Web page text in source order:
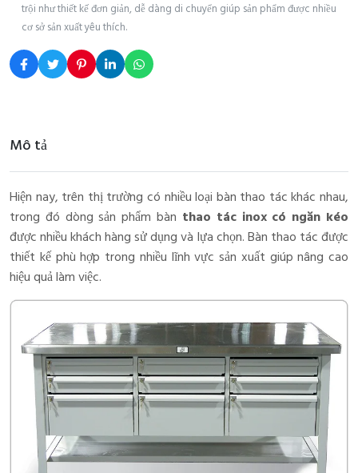
trội như thiết kế đơn giản, dễ dàng di chuyển giúp sản phẩm được nhiều
cơ sở sản xuất yêu thích.
Mô tả
Hiện nay, trên thị trường có nhiều loại bàn thao tác khác nhau,
trong đó dòng sản phẩm bàn thao tác inox có ngăn kéo
được nhiều khách hàng sử dụng và lựa chọn. Bàn thao tác được
thiết kế phù hợp trong nhiều lĩnh vực sản xuất giúp nâng cao
hiệu quả làm việc.